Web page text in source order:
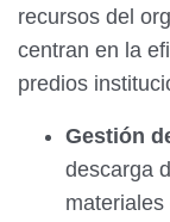
recursos del
centran en la
predios
Gestión
descarga